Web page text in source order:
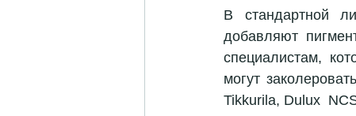
В стандартной
добавляют
специалистам,
могут
Tikkurila, Dulux